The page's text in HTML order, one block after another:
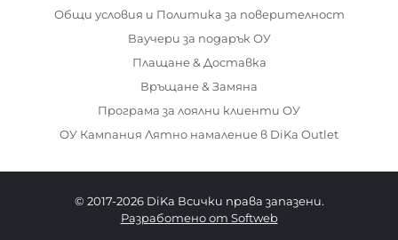
Общи условия и Политика за поверителност
Ваучери за подарък ОУ
Плащане & Доставка
Връщане & Замяна
Програма за лоялни клиенти ОУ
ОУ Кампания Лятно намаление в DiKa Outlet
© 2017-2026 DiKa Всички права запазени.
Разработено от Softweb